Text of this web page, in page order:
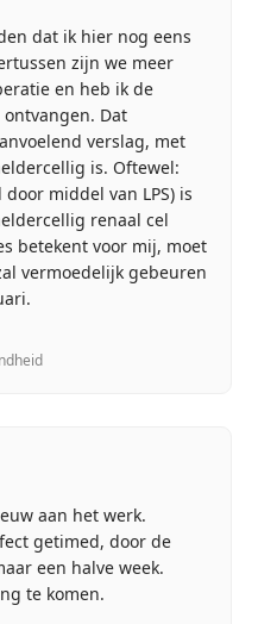
dat ik hier nog eens
zijn we meer
en heb ik de
Dat
verslag, met
is. Oftewel:
middel van LPS) is
renaal cel
betekent voor mij, moet
vermoedelijk gebeuren
aan het werk.
getimed, door de
een halve week.
te komen.